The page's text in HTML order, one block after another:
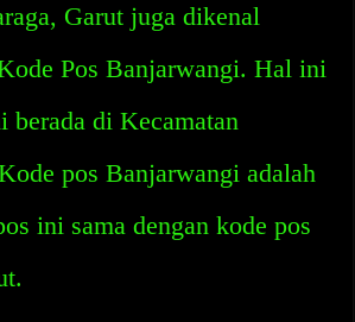
Garut juga dikenal
Pos Banjarwangi. Hal ini
berada di Kecamatan
pos Banjarwangi adalah
ini sama dengan kode pos